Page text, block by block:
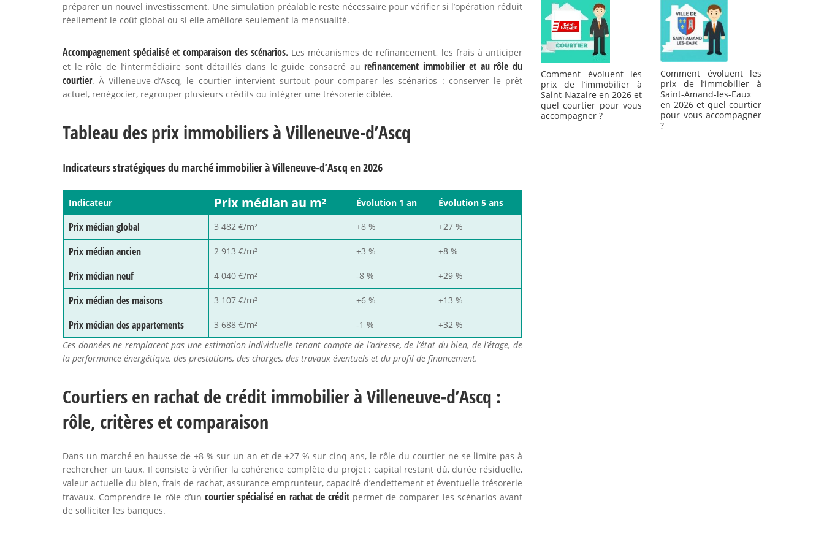
préparer un nouvel investissement. Une simulation préalable reste nécessaire pour vérifier si l’opération réduit
réellement le coût global ou si elle améliore seulement la mensualité.
Accompagnement spécialisé et comparaison des scénarios.Les mécanismes de refinancement, les frais à anticiper
et le rôle de l’intermédiaire sont détaillés dans le guide consacré au refinancement immobilier et au rôle du
courtier. À Villeneuve-d’Ascq, le courtier intervient surtout pour comparer les scénarios : conserver le prêt
actuel, renégocier, regrouper plusieurs crédits ou intégrer une trésorerie ciblée.
Tableau des prix immobiliers à Villeneuve-d’Ascq
Indicateurs stratégiques du marché immobilier à Villeneuve-d’Ascq en 2026
Indicateur Prix médian au m² Évolution 1 an Évolution 5 ans
Prix médian global 3 482 €/m² +8 % +27 %
Prix médian ancien 2 913 €/m² +3 % +8 %
Prix médian neuf 4 040 €/m² -8 % +29 %
Prix médian des maisons 3 107 €/m² +6 % +13 %
Prix médian des appartements 3 688 €/m² -1 %
+32 %
Ces données ne remplacent pas une estimation individuelle tenant compte de l’adresse, de l’état du bien, de l’étage, de
la performance énergétique, des prestations, des charges, des travaux éventuels et du profil de financement.
Courtiers en rachat de crédit immobilier à Villeneuve-d’Ascq :
rôle, critères et comparaison
Dans un marché en hausse de +8 % sur un an et de +27 % sur cinq ans, le rôle du courtier ne se limite pas à
rechercher un taux. Il consiste à vérifier la cohérence complète du projet : capital restant dû, durée résiduelle,
valeur actuelle du bien, frais de rachat, assurance emprunteur, capacité d’endettement et éventuelle trésorerie
travaux. Comprendre le rôle d’un courtier spécialisé en rachat de créditpermet de comparer les scénarios avant
de solliciter les banques.
Comment évoluent les
prix de l’immobilier à
Saint-Nazaire en 2026 et
quel courtier pour vous
accompagner ?
Comment évoluent les
prix de l’immobilier à
Saint-Amand-les-Eaux
en 2026 et quel courtier
pour vous accompagner
?